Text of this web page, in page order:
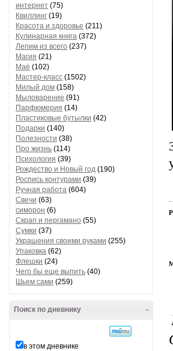
интернет (75)
Квиллинг (19)
Красота и здоровье (211)
Кулинарная книга (372)
Лепим из всего (237)
Магия (21)
Маё (102)
Мастер-класс (1502)
Милый дом (158)
Мыловарение (91)
Парфюмерия (14)
Пластиковые бутылки (42)
Подарки (140)
Полезности (38)
Про жизнь (114)
Психология (39)
Рождество и Новый год (190)
Роспись контурами (39)
Ручная работа (604)
Свечи (63)
симорон (6)
Скрап и пергамано (55)
Сумки (37)
Украшения своими руками (255)
Упаковка (62)
Флешки (24)
Чего бы еще выпить (40)
Шьем сами (259)
-
Поиск по дневнику
в этом дневнике